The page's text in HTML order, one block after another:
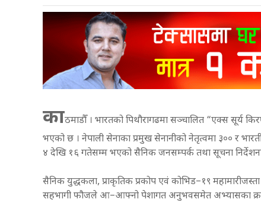
काठमाडौँ । भारतको पिथौरागढमा सञ्चालित “एक्स सूर्य
भएको छ । नेपाली सेनाका प्रमुख सेनानीको नेतृत्वमा ३०० र
४ देखि १६ गतेसम्म भएको सैनिक जनसम्पर्क तथा सूचना
सैनिक युद्धकला, प्राकृतिक प्रकोप एवं कोभिड–१९
सहभागी फौजले आ–आफ्नो पेशागत अनुभवसमेत अभ्यासका